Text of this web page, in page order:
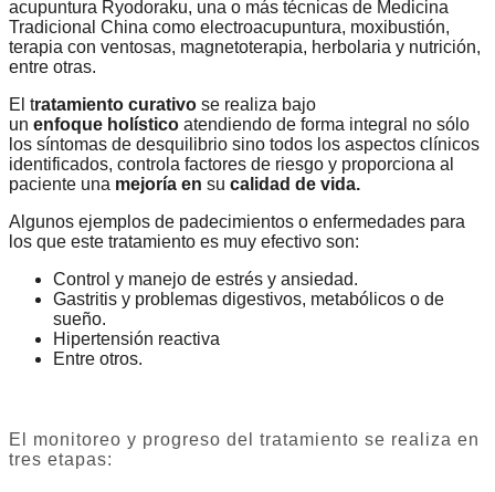
acupuntura Ryodoraku, una o más técnicas de Medicina
Tradicional China como electroacupuntura, moxibustión,
terapia con ventosas, magnetoterapia, herbolaria y nutrición,
entre otras.
El tratamiento curativo se realiza bajo
un enfoque holístico atendiendo de forma integral no sólo
los síntomas de desquilibrio sino todos los aspectos clínicos
identificados, controla factores de riesgo y proporciona al
paciente una mejoría en su calidad de vida.
Algunos ejemplos de padecimientos o enfermedades para
los que este tratamiento es muy efectivo son:
Control y manejo de estrés y ansiedad.
Gastritis y problemas digestivos, metabólicos o de
sueño.
Hipertensión reactiva
Entre otros.
El monitoreo y progreso del tratamiento se realiza en
tres etapas: